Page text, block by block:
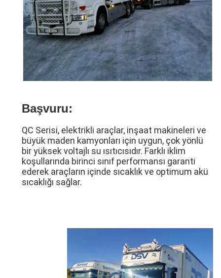
Başvuru:
QC Serisi, elektrikli araçlar, inşaat makineleri ve
büyük maden kamyonları için uygun, çok yönlü
bir yüksek voltajlı su ısıtıcısıdır. Farklı iklim
koşullarında birinci sınıf performansı garanti
ederek araçların içinde sıcaklık ve optimum akü
sıcaklığı sağlar.